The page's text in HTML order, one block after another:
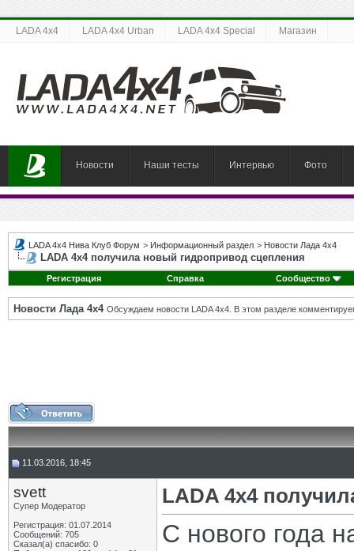
LADA 4x4 LADA 4x4 Urban LADA 4x4 Special Магазин
Новости Наши тесты Интервью Фото
LADA 4x4 Нива Клуб Форум > Информационный раздел > Новости Лада 4х4
LADA 4x4 получила новый гидропривод сцепления
Регистрация Справка Сообщество
Новости Лада 4х4 Обсуждаем новости LADA 4x4. В этом разделе
11.03.2016, 18:45
svett
Супер Модератор
Регистрация: 01.07.2014
Сообщений: 705
Сказал(а) спасибо: 0
LADA 4x4
С нового года